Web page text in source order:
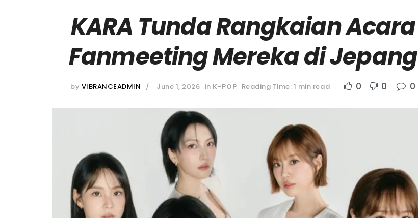
KARA Tunda Rangkaian Acara
Fanmeeting Mereka di Jepang
by VIBRANCEADMIN June 1, 2026 in K-POP Reading Time: 1 min read 0 0 0